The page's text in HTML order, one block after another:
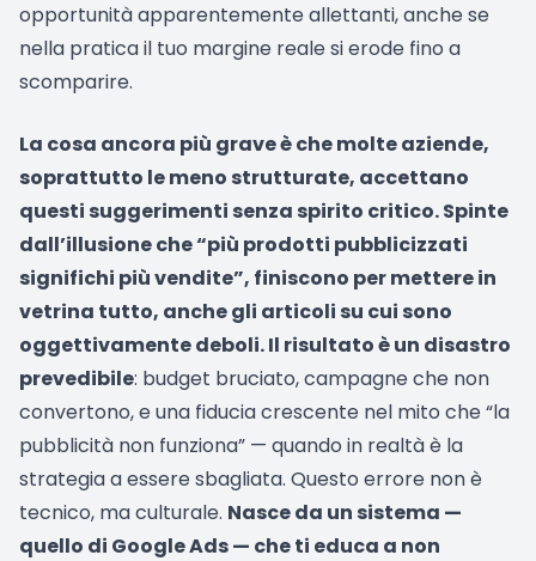
opportunità apparentemente allettanti, anche se
nella pratica il tuo margine reale si erode fino a
scomparire.
La cosa ancora più grave è che molte aziende,
soprattutto le meno strutturate, accettano
questi suggerimenti senza spirito critico. Spinte
dall’illusione che “più prodotti pubblicizzati
significhi più vendite”, finiscono per mettere in
vetrina tutto, anche gli articoli su cui sono
oggettivamente deboli. Il risultato è un disastro
prevedibile: budget bruciato, campagne che non
convertono, e una fiducia crescente nel mito che “la
pubblicità non funziona” — quando in realtà è la
strategia a essere sbagliata. Questo errore non è
tecnico, ma culturale. Nasce da un sistema —
quello di Google Ads — che ti educa a non